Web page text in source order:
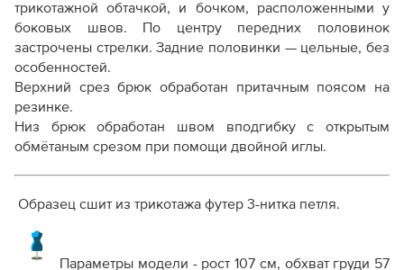
трикотажной обтачкой, и бочком, расположенными у
боковых швов. По центру передних половинок
застрочены стрелки. Задние половинки — цельные, без
особенностей.
Верхний срез брюк обработан притачным поясом на
резинке.
Низ брюк обработан швом вподгибку с открытым
обмётаным срезом при помощи двойной иглы.
Образец сшит из трикотажа футер 3-нитка петля.
Параметры модели - рост 107 см, обхват груди 57